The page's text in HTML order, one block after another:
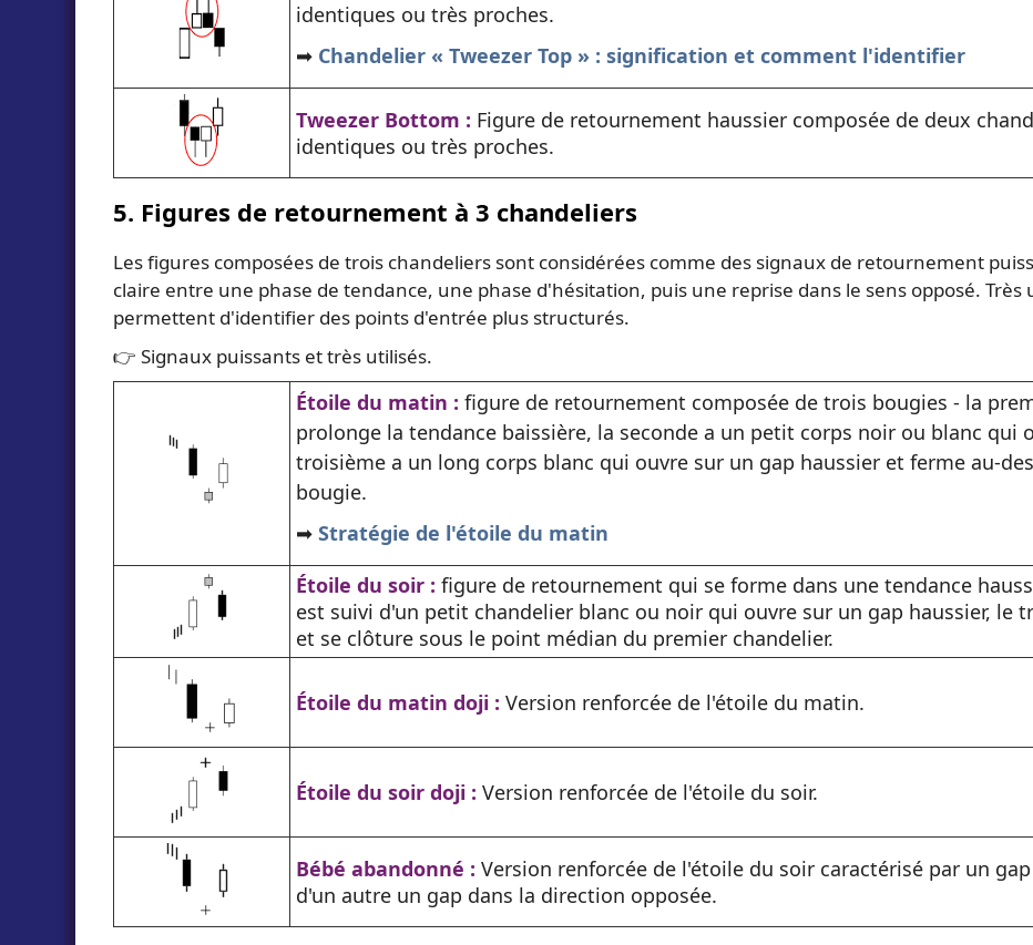
identiques ou très proches.
➡️ Chandelier « Tweezer Top » : signification et comment l'identifier
Tweezer Bottom : Figure de retournement haussier composée de deux
identiques ou très proches.
5. Figures de retournement à 3 chandeliers
Les figures composées de trois chandeliers sont considérées comme des signaux de retournement
claire entre une phase de tendance, une phase d'hésitation, puis une reprise dans le sens opposé. Très
permettent d'identifier des points d'entrée plus structurés.
👉 Signaux puissants et très utilisés.
Étoile du matin : figure de retournement composée de trois bougies - la
prolonge la tendance baissière, la seconde a un petit corps noir ou blanc qui
troisième a un long corps blanc qui ouvre sur un gap haussier et ferme au-
bougie.
➡️ Stratégie de l'étoile du matin
Étoile du soir : figure de retournement qui se forme dans une tendance
est suivi d'un petit chandelier blanc ou noir qui ouvre sur un gap haussier, le
et se clôture sous le point médian du premier chandelier.
Étoile du matin doji : Version renforcée de l'étoile du matin.
Étoile du soir doji : Version renforcée de l'étoile du soir.
Bébé abandonné : Version renforcée de l'étoile du soir caractérisé par un
d'un autre un gap dans la direction opposée.